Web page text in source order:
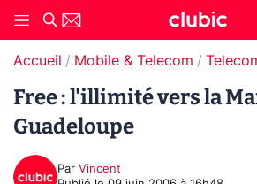
Accueil Mobile & Telecom
Free : l'illimité vers la
Guadeloupe
Par Vincent